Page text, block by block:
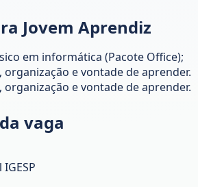
Jovem Aprendiz
em informática (Pacote Office);
organização e vontade de aprender.
organização e vontade de aprender.
vaga